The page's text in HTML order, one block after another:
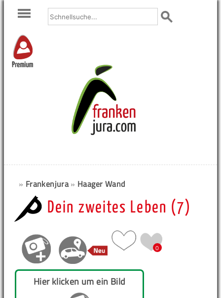
Premium
» Frankenjura» Haager Wand
Dein zweites Leben (7)
0
Hier klicken um ein Bild